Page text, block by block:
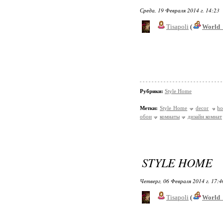
Среда, 19 Февраля 2014 г. 14:23
Tisapoli (
Рубрики: Style Home
Метки: Style Home decor
обои
комнаты дизайн комнат
STYLE HOME
Четверг, 06 Февраля 2014 г.
Tisapoli (